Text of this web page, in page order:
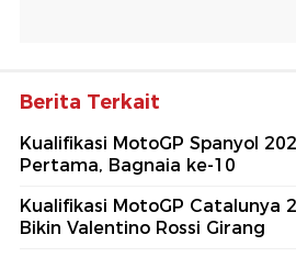
Berita Terkait
Kualifikasi MotoGP Spanyol
Pertama, Bagnaia ke-10
Kualifikasi MotoGP Catalunya
Bikin Valentino Rossi Girang